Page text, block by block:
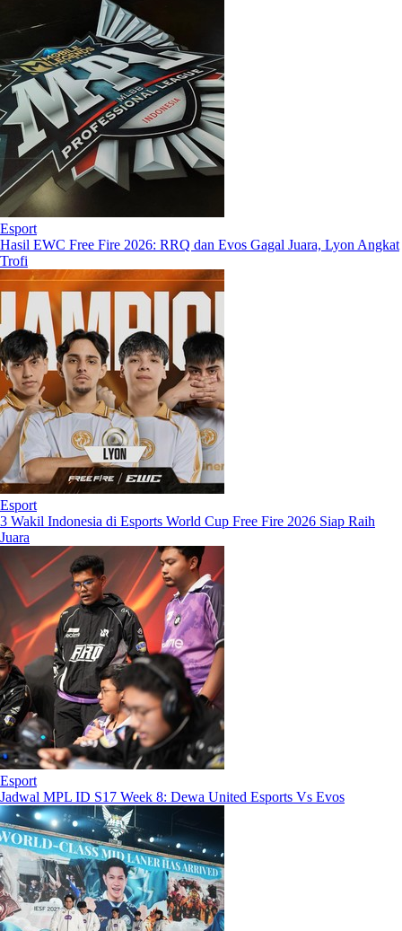
Esport
Hasil EWC Free Fire 2026: RRQ dan Evos Gagal Juara, Lyon Angkat
Trofi
Esport
3 Wakil Indonesia di Esports World Cup Free Fire 2026 Siap Raih
Juara
Esport
Jadwal MPL ID S17 Week 8: Dewa United Esports Vs Evos